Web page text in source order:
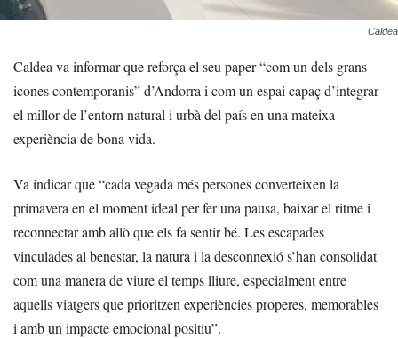
Caldea
Caldea va informar que reforça el seu paper “com un dels grans
icones contemporanis” d’Andorra i com un espai capaç d’integrar
el millor de l’entorn natural i urbà del país en una mateixa
experiència de bona vida.
Va indicar que “cada vegada més persones converteixen la
primavera en el moment ideal per fer una pausa, baixar el ritme i
reconnectar amb allò que els fa sentir bé. Les escapades
vinculades al benestar, la natura i la desconnexió s’han consolidat
com una manera de viure el temps lliure, especialment entre
aquells viatgers que prioritzen experiències properes, memorables
i amb un impacte emocional positiu”.